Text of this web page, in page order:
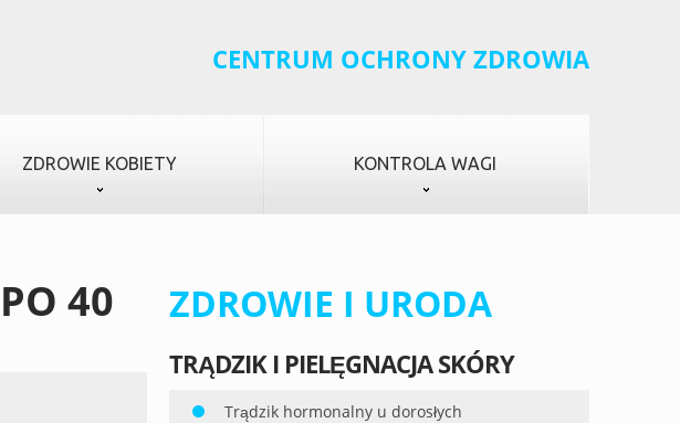
CENTRUM OCHRONY ZDROWIA
ZDROWIE KOBIETY KONTROLA WAGI
40 ZDROWIE I URODA
TRĄDZIK I PIELĘGNACJA SKÓRY
Trądzik hormonalny u dorosłych